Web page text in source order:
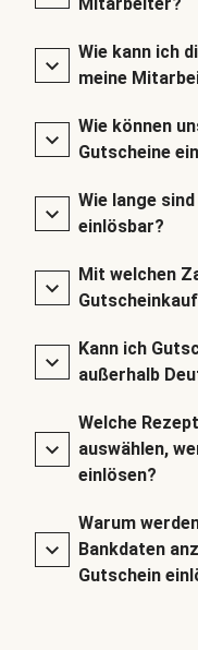
Wie kann ich
meine
Wie können
Gutscheine
Wie lange
einlösbar?
Mit welchen
Kann ich
außerhalb
Welche
auswählen,
einlösen?
Warum
Bankdaten
Gutschein